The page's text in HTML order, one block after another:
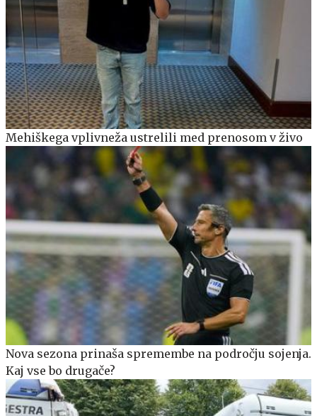
Mehiškega vplivneža ustrelili med prenosom v živo
Nova sezona prinaša spremembe na področju sojenja.
Kaj vse bo drugače?